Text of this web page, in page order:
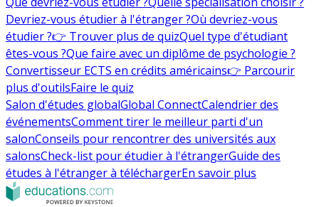
Devriez-vous étudier à l'étranger ?Où devriez-vous
étudier ?👉 Trouver plus de quizQuel type d'étudiant
êtes-vous ?Que faire avec un diplôme de psychologie ?
Convertisseur ECTS en crédits américains👉 Parcourir
plus d'outilsFaire le quiz
Salon d'études globalGlobal ConnectCalendrier des
événementsComment tirer le meilleur parti d'un
salonConseils pour rencontrer des universités aux
salonsCheck-list pour étudier à l'étrangerGuide des
études à l'étranger à téléchargerEn savoir plus